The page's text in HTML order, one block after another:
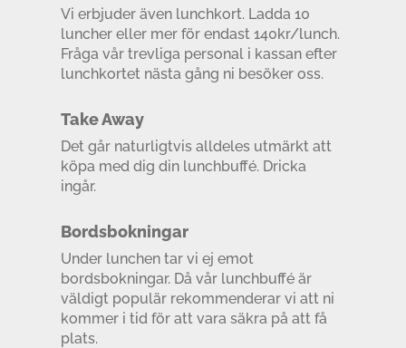
Vi erbjuder även lunchkort. Ladda 10
luncher eller mer för endast 140kr/lunch.
Fråga vår trevliga personal i kassan efter
lunchkortet nästa gång ni besöker oss.
Take Away
Det går naturligtvis alldeles utmärkt att
köpa med dig din lunchbuffé. Dricka
ingår.
Bordsbokningar
Under lunchen tar vi ej emot
bordsbokningar. Då vår lunchbuffé är
väldigt populär rekommenderar vi att ni
kommer i tid för att vara säkra på att få
plats.